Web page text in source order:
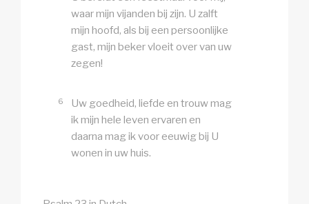
waar mijn vijanden bij zijn. U zalft
mijn hoofd, als bij een persoonlijke
gast, mijn beker vloeit over van uw
zegen!
6
Uw goedheid, liefde en trouw mag
ik mijn hele leven ervaren en
daarna mag ik voor eeuwig bij U
wonen in uw huis.